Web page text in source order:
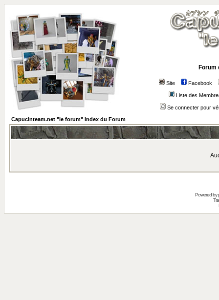
Forum
Site Facebook
Liste des
Se connecter pour
Capucinteam.net "le forum" Index du Forum
Powered by